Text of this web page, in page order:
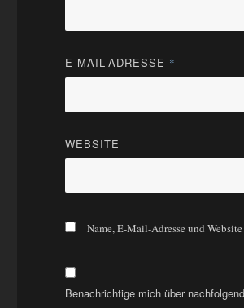
E-MAIL-ADRESSE *
WEBSITE
Name, E-Mail-Adresse und
Benachrichtige mich über